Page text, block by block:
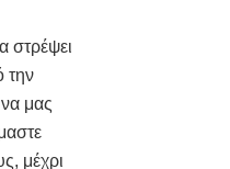
στρέψει
την
μας
μέχρι